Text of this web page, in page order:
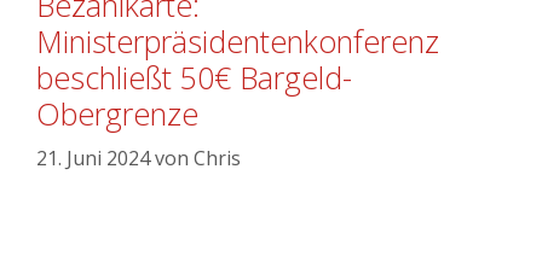
Ministerpräsidentenkonferenz
beschließt 50€ Bargeld-
Obergrenze
21. Juni 2024von Chris